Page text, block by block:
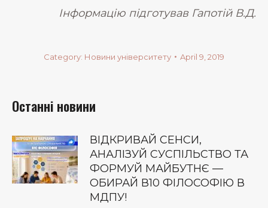
Інформацію підготував Гапотій В.Д.
Category: Новини університету April 9, 2019
Останні новини
ВІДКРИВАЙ СЕНСИ,
АНАЛІЗУЙ СУСПІЛЬСТВО ТА
ФОРМУЙ МАЙБУТНЄ —
ОБИРАЙ В10 ФІЛОСОФІЮ В
МДПУ!